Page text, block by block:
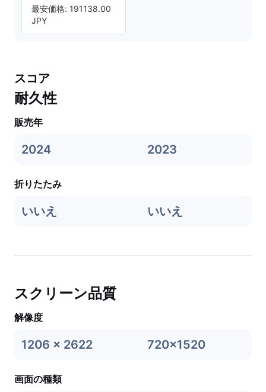
最安価格: 191138.00
JPY
スコア
耐久性
販売年
2024 2023
折りたたみ
いいえ いいえ
スクリーン品質
解像度
1206 x 2622 720x1520
画面の種類